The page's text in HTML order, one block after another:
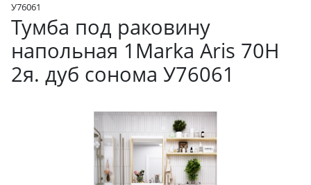
У76061
Тумба под раковину
напольная 1Marka Aris 70Н
2я. дуб сонома У76061